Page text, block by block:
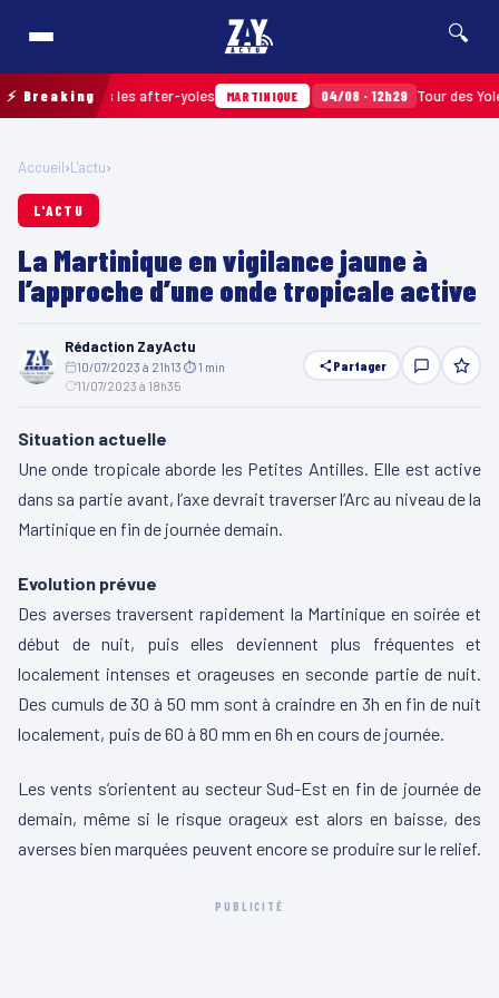
🔍
⚡ Breaking
après les after-yoles MARTINIQUE 04/08 · 12h29 Tour des Yoles et
Accueil›L'actu›
L'ACTU
La Martinique en vigilance jaune à
l’approche d’une onde tropicale active
Rédaction ZayActu
10/07/2023 à 21h13 ⏱ 1 min
11/07/2023 à 18h35
Partager
Situation actuelle
Une onde tropicale aborde les Petites Antilles. Elle est active
dans sa partie avant, l’axe devrait traverser l’Arc au niveau de la
Martinique en fin de journée demain.
Evolution prévue
Des averses traversent rapidement la Martinique en soirée et
début de nuit, puis elles deviennent plus fréquentes et
localement intenses et orageuses en seconde partie de nuit.
Des cumuls de 30 à 50 mm sont à craindre en 3h en fin de nuit
localement, puis de 60 à 80 mm en 6h en cours de journée.
Les vents s’orientent au secteur Sud-Est en fin de journée de
demain, même si le risque orageux est alors en baisse, des
averses bien marquées peuvent encore se produire sur le relief.
PUBLICITÉ